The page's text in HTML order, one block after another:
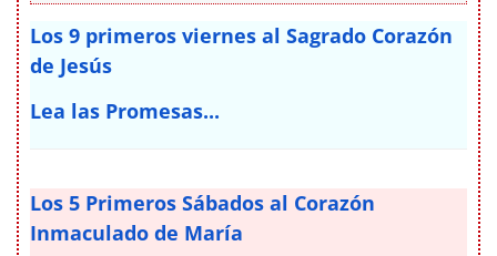
Los 9 primeros viernes al Sagrado Corazón
de Jesús
Lea las Promesas...
Los 5 Primeros Sábados al Corazón
Inmaculado de María